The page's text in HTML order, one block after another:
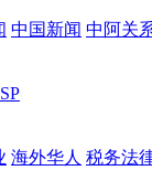
中国新闻 中阿关
海外华人 税务法